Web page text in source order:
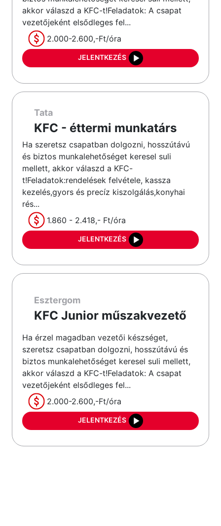
akkor válaszd a KFC-t!Feladatok: A csapat
vezetőjeként elsődleges fel...
2.000-2.600,-Ft/óra
JELENTKEZÉS
Tata
KFC - éttermi munkatárs
Ha szeretsz csapatban dolgozni, hosszútávú
és biztos munkalehetőséget keresel suli
mellett, akkor válaszd a KFC-
t!Feladatok:rendelések felvétele, kassza
kezelés,gyors és precíz kiszolgálás,konyhai
rés...
1.860 - 2.418,- Ft/óra
JELENTKEZÉS
Esztergom
KFC Junior műszakvezető
Ha érzel magadban vezetői készséget,
szeretsz csapatban dolgozni, hosszútávú és
biztos munkalehetőséget keresel suli mellett,
akkor válaszd a KFC-t!Feladatok: A csapat
vezetőjeként elsődleges fel...
2.000-2.600,-Ft/óra
JELENTKEZÉS